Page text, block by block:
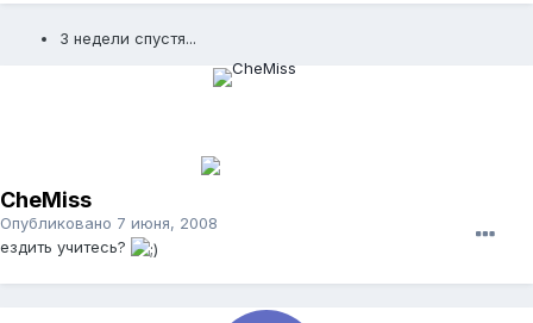
3 недели спустя...
CheMiss
Опубликовано 7 июня, 2008
ездить учитесь?